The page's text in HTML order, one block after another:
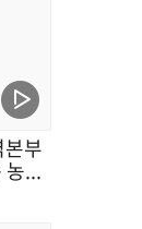
부
농...